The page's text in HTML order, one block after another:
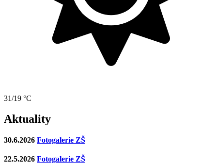
31/19 °C
Aktuality
30.6.2026 Fotogalerie ZŠ
22.5.2026 Fotogalerie ZŠ